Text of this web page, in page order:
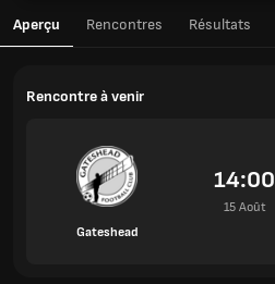
Aperçu Rencontres Résultats
Rencontre à venir
Gateshead
14:00
15 Août